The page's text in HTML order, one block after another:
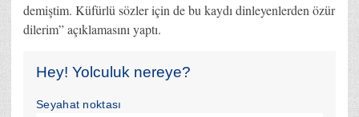
demiştim. Küfürlü sözler için de bu kaydı dinleyenlerden özür
dilerim” açıklamasını yaptı.
Hey! Yolculuk nereye?
Seyahat noktası